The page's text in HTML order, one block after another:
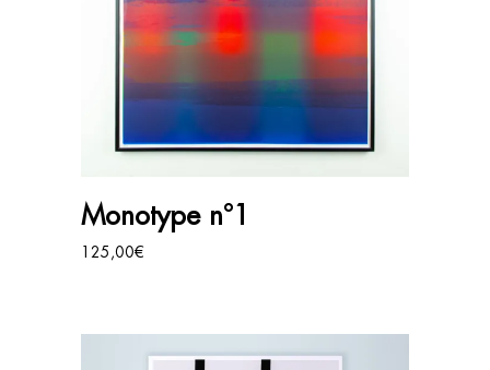
Monotype n°1
125,00€